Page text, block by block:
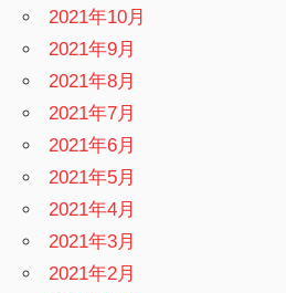
2021年10月
2021年9月
2021年8月
2021年7月
2021年6月
2021年5月
2021年4月
2021年3月
2021年2月